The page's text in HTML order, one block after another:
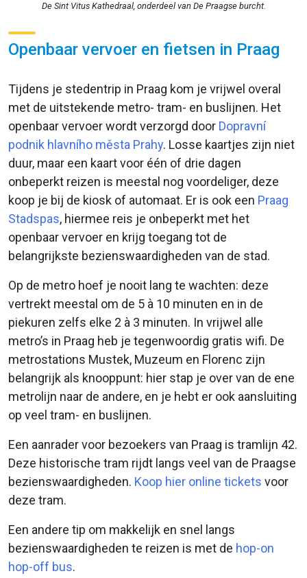
De Sint Vitus Kathedraal, onderdeel van De Praagse burcht.
Openbaar vervoer en fietsen in Praag
Tijdens je stedentrip in Praag kom je vrijwel overal
met de uitstekende metro- tram- en buslijnen. Het
openbaar vervoer wordt verzorgd door Dopravní
podnik hlavního města Prahy. Losse kaartjes zijn niet
duur, maar een kaart voor één of drie dagen
onbeperkt reizen is meestal nog voordeliger, deze
koop je bij de kiosk of automaat. Er is ook een Praag
Stadspas, hiermee reis je onbeperkt met het
openbaar vervoer en krijg toegang tot de
belangrijkste bezienswaardigheden van de stad.
Op de metro hoef je nooit lang te wachten: deze
vertrekt meestal om de 5 à 10 minuten en in de
piekuren zelfs elke 2 à 3 minuten. In vrijwel alle
metro’s in Praag heb je tegenwoordig gratis wifi. De
metrostations Mustek, Muzeum en Florenc zijn
belangrijk als knooppunt: hier stap je over van de ene
metrolijn naar de andere, en je hebt er ook aansluiting
op veel tram- en buslijnen.
Een aanrader voor bezoekers van Praag is tramlijn 42.
Deze historische tram rijdt langs veel van de Praagse
bezienswaardigheden. Koop hier online tickets voor
deze tram.
Een andere tip om makkelijk en snel langs
bezienswaardigheden te reizen is met de hop-on
hop-off bus.